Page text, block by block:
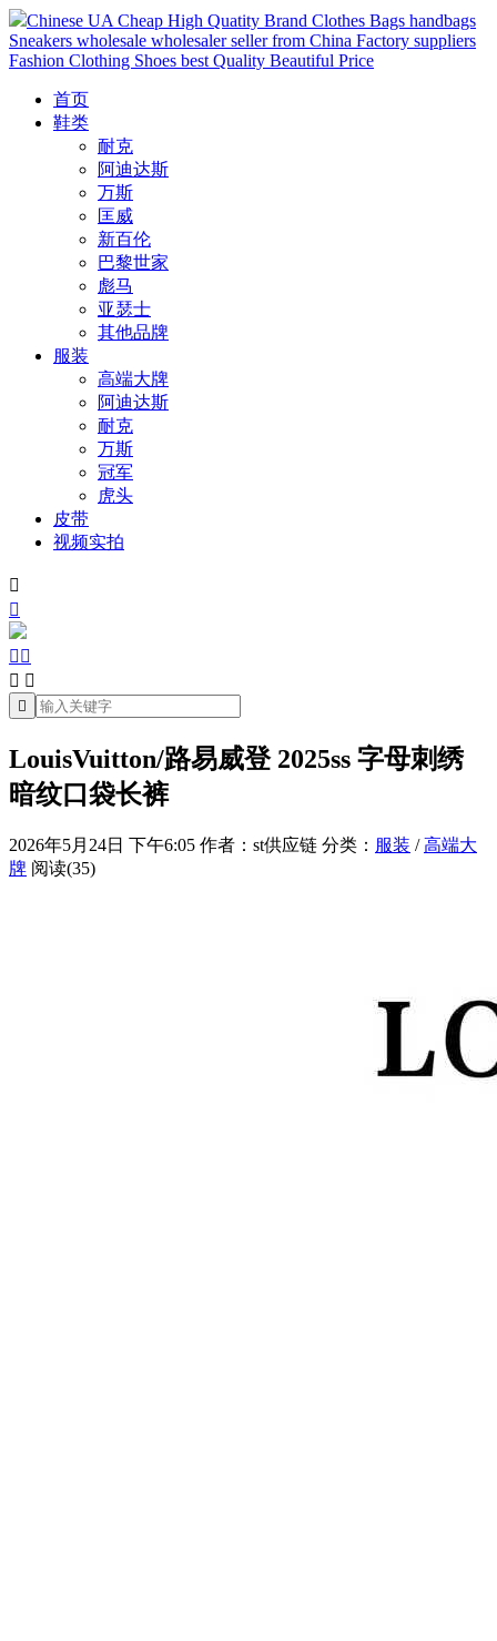
Chinese UA Cheap High Quatity Brand Clothes Bags handbags
Sneakers wholesale wholesaler seller from China Factory suppliers
Fashion Clothing Shoes best Quality Beautiful Price
首页
鞋类
耐克
阿迪达斯
万斯
匡威
新百伦
巴黎世家
彪马
亚瑟士
其他品牌
服装
高端大牌
阿迪达斯
耐克
万斯
冠军
虎头
皮带
视频实拍


 
 

LouisVuitton/路易威登 2025ss 字母刺绣
暗纹口袋长裤
2026年5月24日 下午6:05 作者：st供应链 分类： 服装 /高端大
牌 阅读(35)